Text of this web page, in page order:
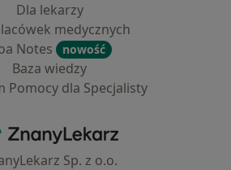
Dla lekarzy
medycznych
Notes
nowość
Baza wiedzy
Pomocy dla Specjalisty
ZnanyLekarz - Strona główna
Sp. z o.o.